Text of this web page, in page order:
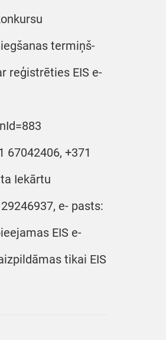
termiņš-
reģistrēties EIS e-
+371
Iekārtu
e- pasts:
EIS e-
tikai EIS